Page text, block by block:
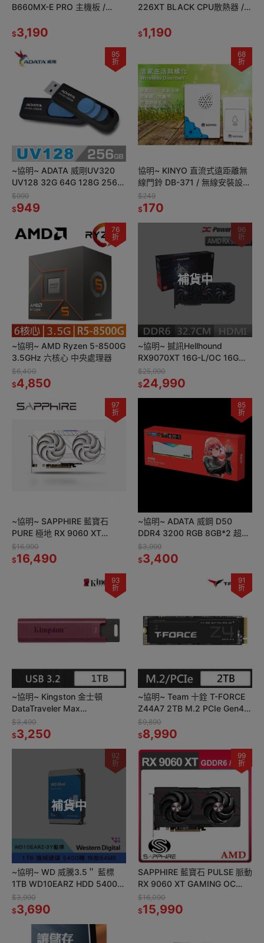
B660MX-E PRO 主機板 /
年保固
$3,190
226XT BLACK CPU散熱器 /
$1,190
95
折
~協明~ ADATA 威剛UV320
UV128 32G 64G 128G 256G
USB3.1隨身碟 全新五年保固
$999
$949
68
折
協明~ KINYO 直流式遠距離無
線門鈴 DB-371 / 無線安裝設
計，免除接線帶來的不便
$249
$170
76
折
~協明~ AMD Ryzen 5-8500G
3.5GHz 六核心 中央處理器
$6,400
$4,850
補貨中
96
折
~協明~ 撼訊Hellhound
RX9070XT 16G-L/OC 16G
GDDR6 顯示卡
$25,990
$24,990
97
折
~協明~ SAPPHIRE 藍寶石
PURE 極地 RX 9060 XT
GAMING OC 16GB 顯示卡
$16,990
$16,490
85
折
~協明~ ADATA 威鋼 D50
DDR4 3200 RGB 8GB*2 超頻
記憶體 白
$3,999
$3,400
93
折
~協明~ Kingston 金士頓
DataTraveler Max
DTMAXA/1TB USB 3.2 隨身
碟
$3,490
$3,250
91
折
~協明~ Team 十銓 T-FORCE
Z44A7 2TB M.2 PCIe Gen4固
態硬碟
$9,890
$8,990
補貨中
92
折
~協明~ WD 威騰3.5＂ 藍標
1TB WD10EARZ HDD 5400轉
快取64MB SATA機械式硬碟
$3,990
$3,690
99
折
SAPPHIRE 藍寶石 PULSE 脈動
RX 9060 XT GAMING OC
16GB 顯示卡
$16,090
$15,990